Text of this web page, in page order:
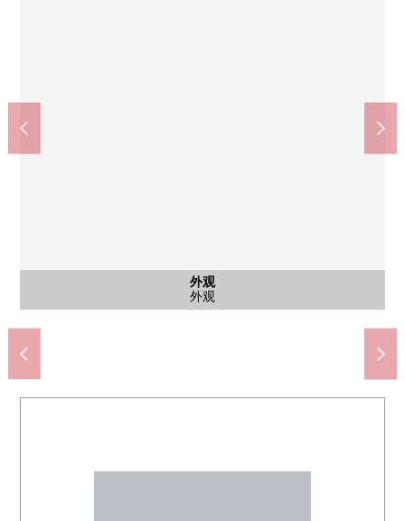
外观
外观
入口
入口
入口
入口
入口
入口
入口
入口
共有部分
自行车停放处
共有部分
共有部分
外观
外观
外观
外观
外观
外观
外观
外观
外观
外观
外观
外观
外观
外观
外观
外观